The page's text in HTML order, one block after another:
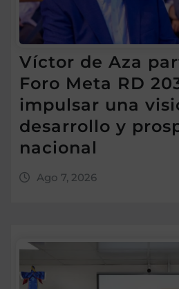
Víctor de Aza
Foro Meta RD
impulsar una
desarrollo y
nacional
Ago 7, 2026